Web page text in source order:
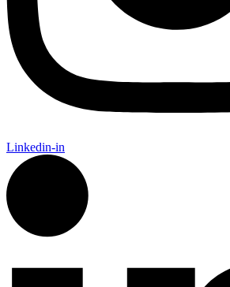
Linkedin-in